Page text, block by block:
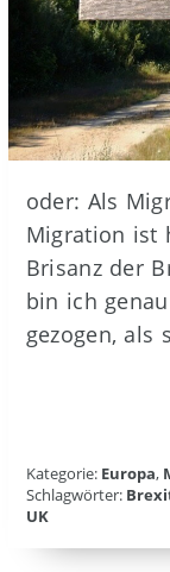
oder: Als
Migration ist
Brisanz der
bin ich
gezogen, als
Kategorie: Europa,
Schlagwörter:
UK